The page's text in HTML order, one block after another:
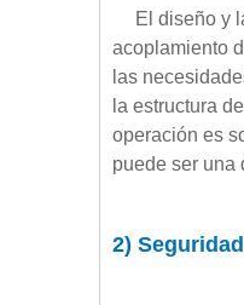
El diseño y
acoplamiento
las
la estructura
operación es
puede ser una
2)